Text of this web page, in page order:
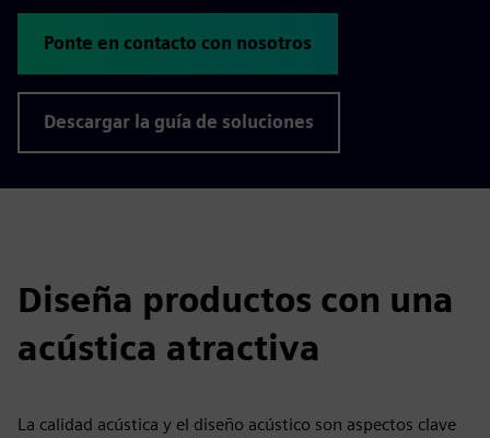
Ponte en contacto con nosotros
Descargar la guía de soluciones
Diseña productos con una
acústica atractiva
La calidad acústica y el diseño acústico son aspectos clave